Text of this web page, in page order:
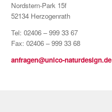
Nordstern-Park 15f
52134 Herzogenrath
Tel: 02406 – 999 33 67
Fax: 02406 – 999 33 68
anfragen@unico-naturdesign.de